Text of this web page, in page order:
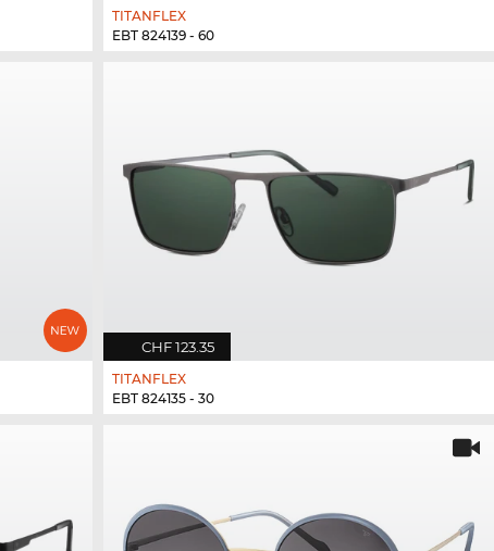
TITANFLEX
EBT 824139 - 60
CHF 123.35
TITANFLEX
EBT 824135 - 30